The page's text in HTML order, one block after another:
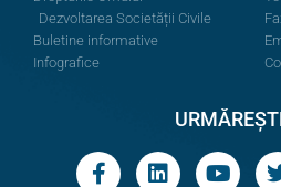
Dezvoltarea Societății Civile
Buletine informative
Infografice